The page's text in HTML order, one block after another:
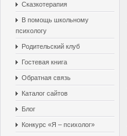
Сказкотерапия
В помощь школьному
психологу
Родительский клуб
Гостевая книга
Обратная связь
Каталог сайтов
Блог
Конкурс «Я – психолог»